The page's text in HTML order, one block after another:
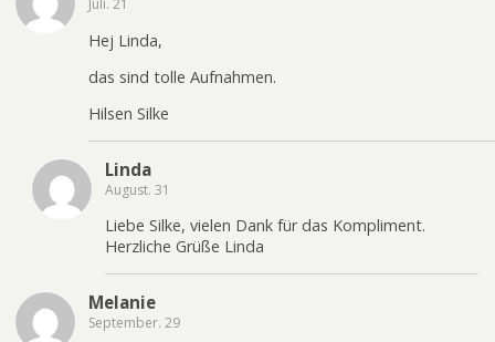
Juli. 21
Hej Linda,
das sind tolle Aufnahmen.
Hilsen Silke
Linda
August. 31
Liebe Silke, vielen Dank für das Kompliment.
Herzliche Grüße Linda
Melanie
September. 29